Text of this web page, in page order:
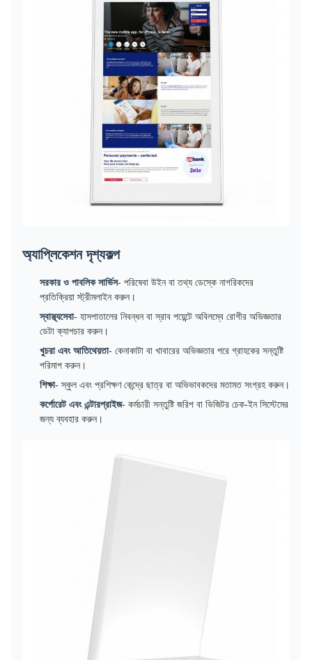
অ্যাপ্লিকেশন দৃশ্যকল্প
সরকার ও পাবলিক সার্ভিস- পরিষেবা উইন বা তথ্য ডেস্কে নাগরিকদের
প্রতিক্রিয়া স্ট্রীমলাইন করুন।
স্বাস্থ্যসেবা- হাসপাতালের নিবন্ধন বা স্রাব পয়েন্টে অবিলম্বে রোগীর অভিজ্ঞতার
ডেটা ক্যাপচার করুন।
খুচরা এবং আতিথেয়তা- কেনাকাটা বা খাবারের অভিজ্ঞতার পরে গ্রাহকের সন্তুষ্টি
পরিমাপ করুন।
শিক্ষা- স্কুল এবং প্রশিক্ষণ কেন্দ্রে ছাত্র বা অভিভাবকদের মতামত সংগ্রহ করুন।
কর্পোরেট এবং এন্টারপ্রাইজ- কর্মচারী সন্তুষ্টি জরিপ বা ভিজিটর চেক-ইন সিস্টেমের
জন্য ব্যবহার করুন।